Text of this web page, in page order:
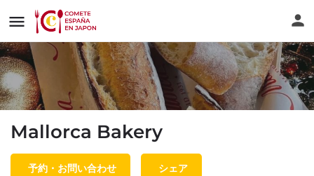
Mallorca Bakery
予約・お問い合わせ シェア